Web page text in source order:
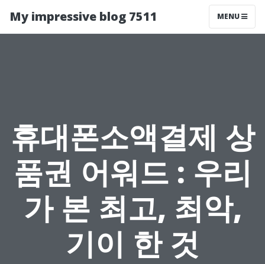
My impressive blog 7511 MENU
휴대폰소액결제 상
품권 어워드 : 우리
가 본 최고, 최악,
기이 한 것